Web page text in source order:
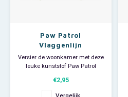
Paw Patrol
Vlaggenlijn
Versier de woonkamer met deze
leuke kunststof Paw Patrol
pups. Afmeting slinger: ca. 2,3
meter.
€2,95